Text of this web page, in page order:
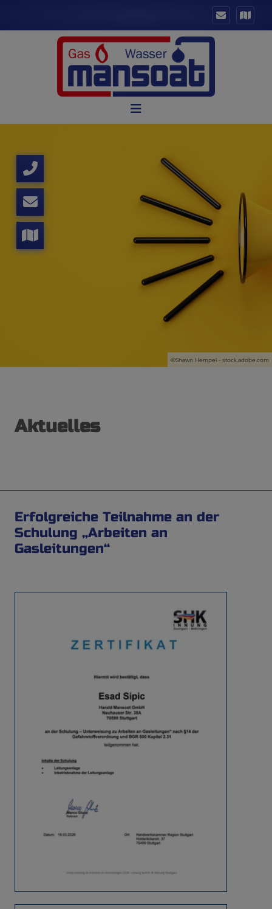
©Shawn Hempel - stock.adobe.com
Aktuelles
Erfolgreiche Teilnahme an der
Schulung „Arbeiten an
Gasleitungen“